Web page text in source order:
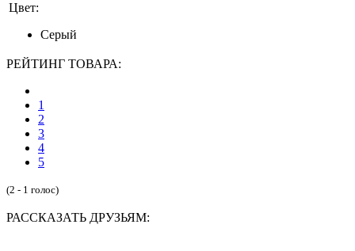
Цвет:
Серый
РЕЙТИНГ ТОВАРА:
1
2
3
4
5
(2 - 1 голос)
РАССКАЗАТЬ ДРУЗЬЯМ: